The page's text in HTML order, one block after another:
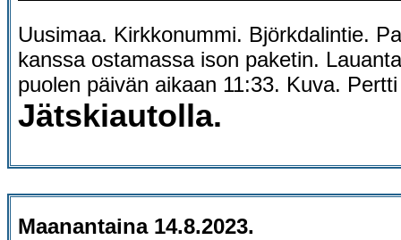
Uusimaa. Kirkkonummi. Björkdalintie.
kanssa ostamassa ison paketin.
puolen päivän aikaan 11:33. Kuva.
Jätskiautolla.
Maanantaina 14.8.2023.